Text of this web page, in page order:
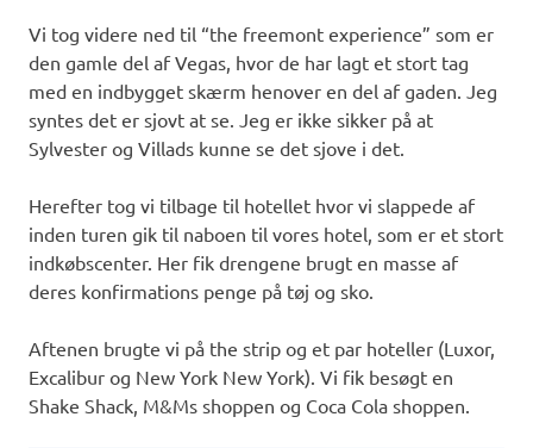
Vi tog videre ned til “the freemont experience” som er
den gamle del af Vegas, hvor de har lagt et stort tag
med en indbygget skærm henover en del af gaden. Jeg
syntes det er sjovt at se. Jeg er ikke sikker på at
Sylvester og Villads kunne se det sjove i det.
Herefter tog vi tilbage til hotellet hvor vi slappede af
inden turen gik til naboen til vores hotel, som er et stort
indkøbscenter. Her fik drengene brugt en masse af
deres konfirmations penge på tøj og sko.
Aftenen brugte vi på the strip og et par hoteller (Luxor,
Excalibur og New York New York). Vi fik besøgt en
Shake Shack, M&Ms shoppen og Coca Cola shoppen.